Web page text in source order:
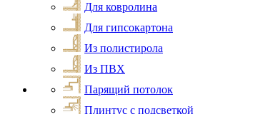
Для ковролина
Для гипсокартона
Из полистирола
Из ПВХ
Парящий потолок
Плинтус с подсветкой